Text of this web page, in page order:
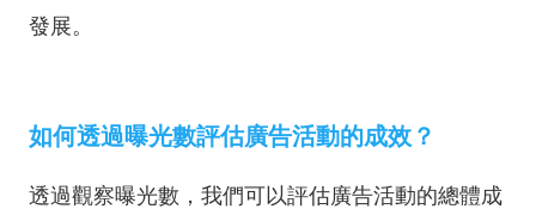
發展。
如何透過曝光數評估廣告活動的成效？
透過觀察曝光數，我們可以評估廣告活動的總體成